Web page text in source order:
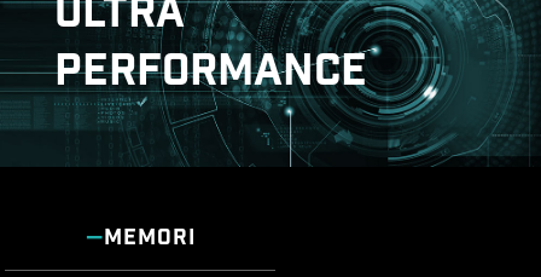
ULTRA
PERFORMANCE
MEMORI